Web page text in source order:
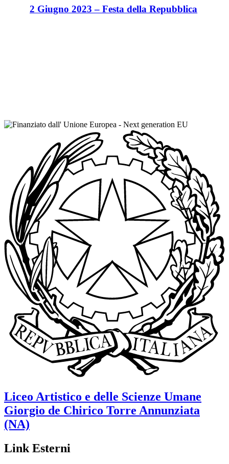
2 Giugno 2023 – Festa della Repubblica
Liceo Artistico e delle Scienze Umane
Giorgio de Chirico Torre Annunziata
(NA)
Link Esterni